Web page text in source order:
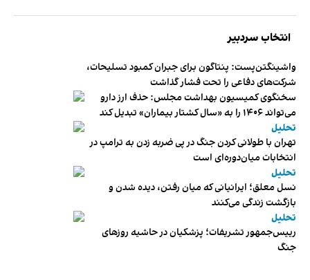
انتخاب سردبیر
واشینگتن‌پست: پنتاگون برای جبران کمبود تسلیحات،
شرکت‌های دفاعی را تحت فشار گذاشت
سخنگوی کمیسیون بهداشت مجلس: حذف ارز دارو
می‌تواند ۱۴۰۶ را به «سال کشتار بیماران» تبدیل کند
تحلیل
تهران با طولانی کردن جنگ در پی ضربه زدن به ترامپ در
انتخابات میان‌دوره‌ای است
تحلیل
نسل معلق؛ ایرانیانی که میان رفتن، دیده شدن و
بازگشت زندگی می‌کنند
تحلیل
رییس‌جمهور تشریفات؛ پزشکیان در حاشیه روزهای
جنگ